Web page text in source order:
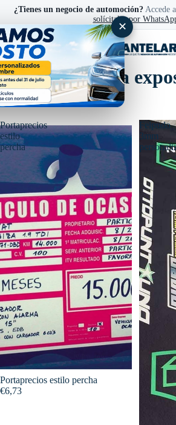
¿Tienes un negocio de automoción?Accede
solícitalas por
✕
Articulos para
Filtro
Portaprecios
estilo
percha
Portaprecios estilo percha
€6,73
Felpudo
3mm